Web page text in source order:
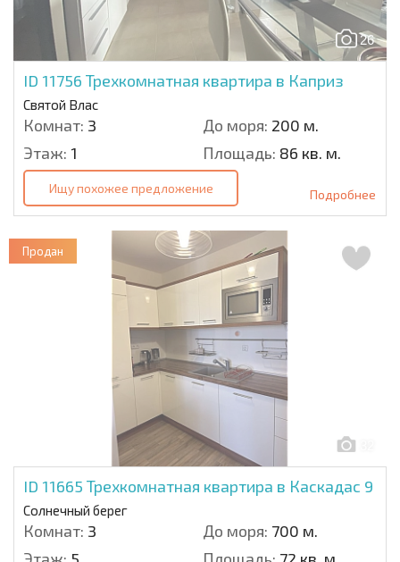
26
ID 11756 Трехкомнатная квартира в Каприз
Святой Влас
Комнат: 3 До моря: 200 м.
Этаж: 1 Площадь: 86 кв. м.
Ищу похожее предложение Подробнее
ID 11665 Трехкомнатная квартира в Каскадас 9
Солнечный берег
Комнат: 3 До моря: 700 м.
Продан